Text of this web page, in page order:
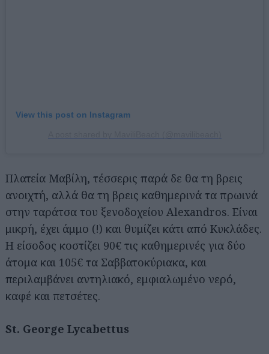
View this post on Instagram
Πλατεία Μαβίλη, τέσσερις παρά δε θα τη βρεις
ανοιχτή, αλλά θα τη βρεις καθημερινά τα πρωινά
στην ταράτσα του ξενοδοχείου Alexandros. Είναι
μικρή, έχει άμμο (!) και θυμίζει κάτι από Κυκλάδες.
Η είσοδος κοστίζει 90€ τις καθημερινές για δύο
άτομα και 105€ τα Σαββατοκύριακα, και
περιλαμβάνει αντηλιακό, εμφιαλωμένο νερό,
καφέ και πετσέτες.
St. George Lycabettus